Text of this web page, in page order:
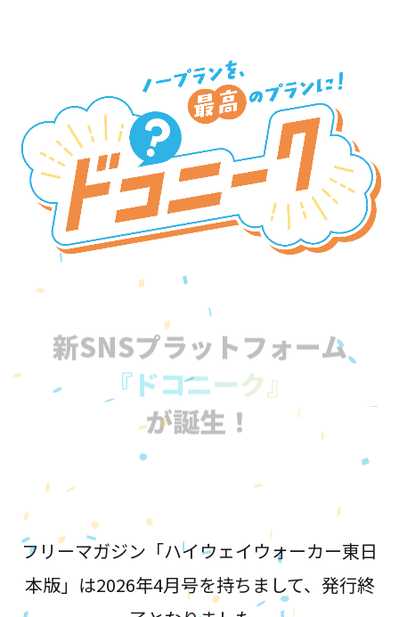
新SNSプラットフォーム
『ドコニーク』
が誕生！
フリーマガジン「ハイウェイウォーカー東日
本版」は2026年4月号を持ちまして、発行終